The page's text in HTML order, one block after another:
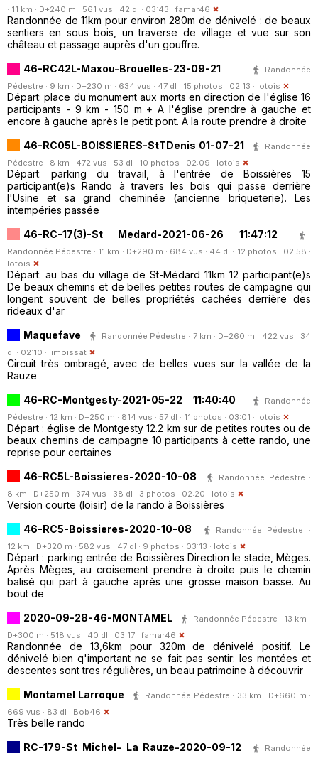
· 11 km · D+240 m · 561 vus · 42 dl · 03:43 · famar46
Randonnée de 11km pour environ 280m de dénivelé : de beaux
sentiers en sous bois, un traverse de village et vue sur son
château et passage auprès d'un gouffre.
46-RC42L-Maxou-Brouelles-23-09-21
Randonnée
Pédestre · 9 km · D+230 m · 634 vus · 47 dl · 15 photos · 02:13 · lotois
Départ: place du monument aux morts en direction de l'église 16
participants - 9 km - 150 m + A l'église prendre à gauche et
encore à gauche après le petit pont. A la route prendre à droite
46-RC05L-BOISSIERES-StTDenis 01-07-21
Randonnée
Pédestre · 8 km · 472 vus · 53 dl · 10 photos · 02:09 · lotois
Départ: parking du travail, à l'entrée de Boissières 15
participant(e)s Rando à travers les bois qui passe derrière
l'Usine et sa grand cheminée (ancienne briqueterie). Les
intempéries passée
46-RC-17(3)-St Medard-2021-06-26 11:47:12
Randonnée Pédestre · 11 km · D+290 m · 684 vus · 44 dl · 12 photos · 02:58 ·
lotois
Départ: au bas du village de St-Médard 11km 12 participant(e)s
De beaux chemins et de belles petites routes de campagne qui
longent souvent de belles propriétés cachées derrière des
rideaux d'ar
Maquefave
Randonnée Pédestre · 7 km · D+260 m · 422 vus · 34
dl · 02:10 · limoissat
Circuit très ombragé, avec de belles vues sur la vallée de la
Rauze
46-RC-Montgesty-2021-05-22 11:40:40
Randonnée
Pédestre · 12 km · D+250 m · 814 vus · 57 dl · 11 photos · 03:01 · lotois
Départ : église de Montgesty 12.2 km sur de petites routes ou de
beaux chemins de campagne 10 participants à cette rando, une
reprise pour certaines
46-RC5L-Boissieres-2020-10-08
Randonnée Pédestre ·
8 km · D+250 m · 374 vus · 38 dl · 3 photos · 02:20 · lotois
Version courte (loisir) de la rando à Boissières
46-RC5-Boissieres-2020-10-08
Randonnée Pédestre ·
12 km · D+320 m · 582 vus · 47 dl · 9 photos · 03:13 · lotois
Départ : parking entrée de Boissières Direction le stade, Mèges.
Après Mèges, au croisement prendre à droite puis le chemin
balisé qui part à gauche après une grosse maison basse. Au
bout de
2020-09-28-46-MONTAMEL
Randonnée Pédestre · 13 km ·
D+300 m · 518 vus · 40 dl · 03:17 · famar46
Randonnée de 13,6km pour 320m de dénivelé positif. Le
dénivelé bien q'important ne se fait pas sentir: les montées et
descentes sont tres régulières, un beau patrimoine à découvrir
Montamel Larroque
Randonnée Pédestre · 33 km · D+660 m ·
669 vus · 83 dl · Bob46
Très belle rando
RC-179-St Michel- La Rauze-2020-09-12
Randonnée